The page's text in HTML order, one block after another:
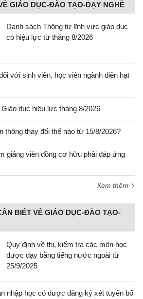
GIÁO DỤC-ĐÀO TẠO-DẠY NGHỀ
Danh sách Thông tư lĩnh vực giáo dục
có hiệu lực từ tháng 8/2026
với sinh viên, học viên ngành điện hạt
dục hiệu lực tháng 8/2026
thông thay đổi thế nào từ 15/8/2026?
giảng viên đồng cơ hữu phải đáp ứng
Xem thêm
BIẾT VỀ GIÁO DỤC-ĐÀO TẠO-
Quy định về thi, kiểm tra các môn học
được dạy bằng tiếng nước ngoài từ
25/9/2025
nhập học có được đăng ký xét tuyển bổ